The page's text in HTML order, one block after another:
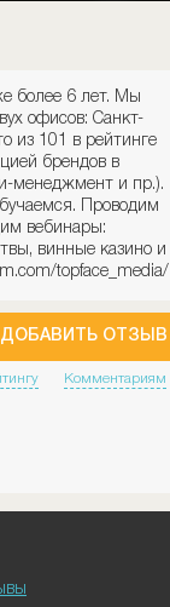
более 6 лет. Мы
офисов: Санкт-
из 101 в рейтинге
брендов в
менеджмент и пр.).
Проводим
вебинары:
винные казино и
topface_media/
ДОБАВИТЬ ОТЗЫВ
Комментариям